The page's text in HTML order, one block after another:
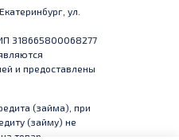
ул.
318665800068277
и предоставлены
(займа), при
(займу) не
товар,